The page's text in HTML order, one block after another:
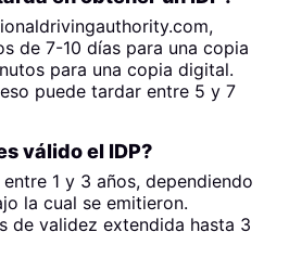
de 7-10 días para una copia
para una copia digital.
puede tardar entre 5 y 7
válido el IDP?
1 y 3 años, dependiendo
la cual se emitieron.
de validez extendida hasta 3